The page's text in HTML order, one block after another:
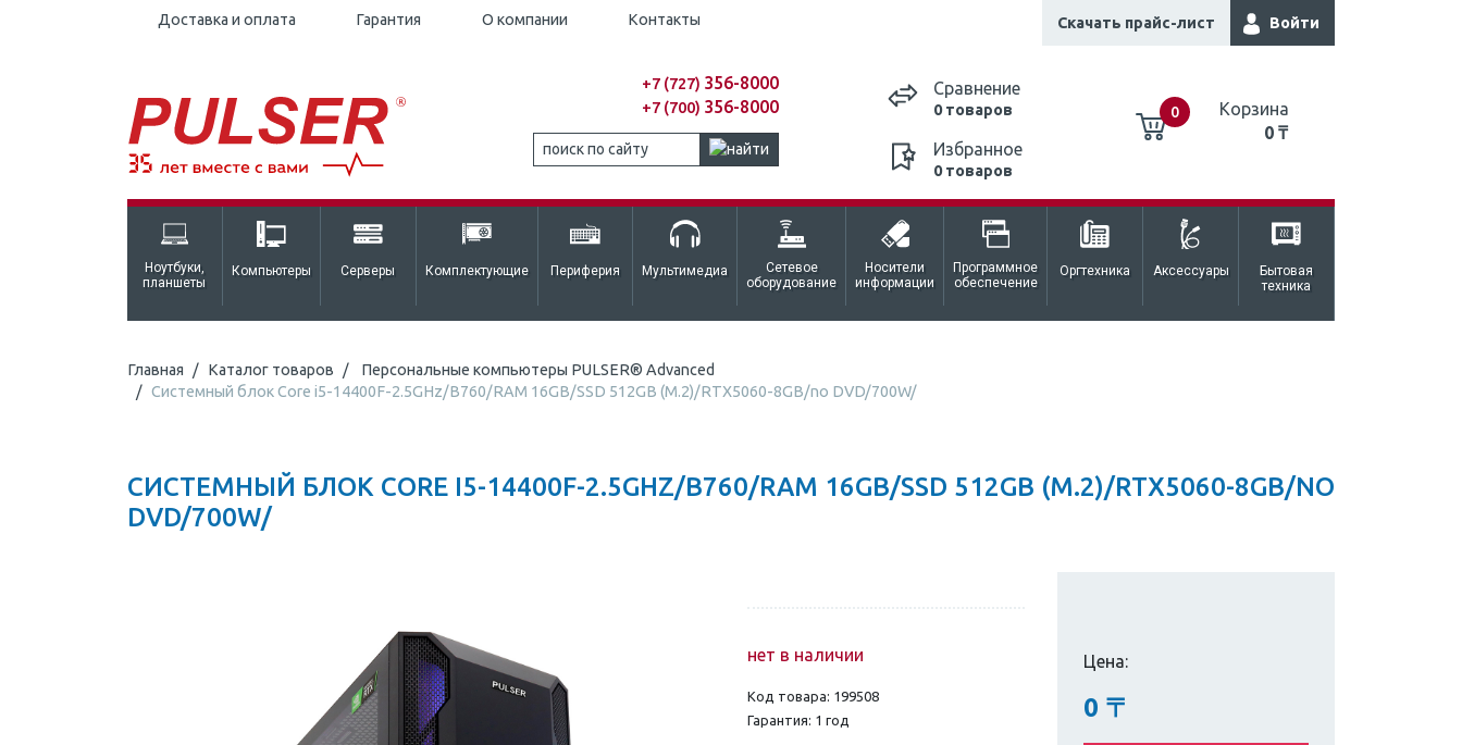
Доставка и оплата Гарантия О компании Контакты Скачать прайс-лист Войти
+7 (727) 356-8000
+7 (700) 356-8000
Сравнение
0 товаров
Избранное
0 товаров
0
Корзина
0 ₸
0 ₸
Ноутбуки,
планшеты
Компьютеры Серверы Комплектующие Периферия Мультимедиа
Сетевое
оборудование
Носители
информации
Программное
обеспечение
Оргтехника Аксессуары
Бытовая
техника
Главная Каталог товаров
Персональные компьютеры PULSER® Advanced
Системный блок Core i5-14400F-2.5GHz/B760/RAM 16GB/SSD 512GB (M.2)/RTX5060-8GB/no DVD/700W/
СИСТЕМНЫЙ БЛОК CORE I5-14400F-2.5GHZ/B760/RAM 16GB/SSD 512GB (M.2)/RTX5060-8GB/NO
DVD/700W/
нет в наличии
Код товара: 199508
Гарантия: 1 год
Цена:
0 〒